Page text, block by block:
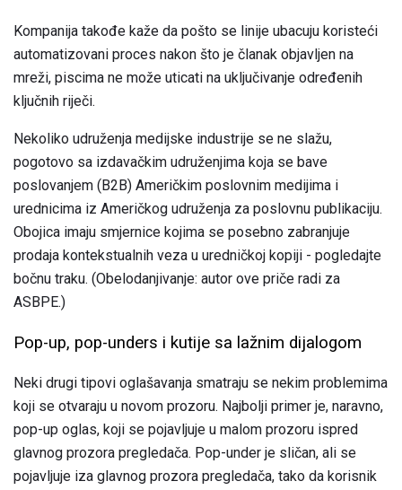
Kompanija takođe kaže da pošto se linije ubacuju koristeći
automatizovani proces nakon što je članak objavljen na
mreži, piscima ne može uticati na uključivanje određenih
ključnih riječi.
Nekoliko udruženja medijske industrije se ne slažu,
pogotovo sa izdavačkim udruženjima koja se bave
poslovanjem (B2B) Američkim poslovnim medijima i
urednicima iz Američkog udruženja za poslovnu publikaciju.
Obojica imaju smjernice kojima se posebno zabranjuje
prodaja kontekstualnih veza u uredničkoj kopiji - pogledajte
bočnu traku. (Obelodanjivanje: autor ove priče radi za
ASBPE.)
Pop-up, pop-unders i kutije sa lažnim dijalogom
Neki drugi tipovi oglašavanja smatraju se nekim problemima
koji se otvaraju u novom prozoru. Najbolji primer je, naravno,
pop-up oglas, koji se pojavljuje u malom prozoru ispred
glavnog prozora pregledača. Pop-under je sličan, ali se
pojavljuje iza glavnog prozora pregledača, tako da korisnik